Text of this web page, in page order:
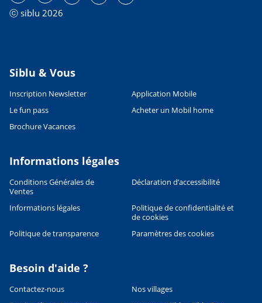
ⓒ siblu 2026
Siblu & Vous
Inscription Newsletter
Application Mobile
Le fun pass
Acheter un Mobil home
Brochure Vacances
Informations légales
Conditions Générales de
Ventes
Déclaration d’accessibilité
Informations légales
Politique de confidentialité et
de cookies
Politique de transparence
Paramètres des cookies
Besoin d'aide ?
Contactez-nous
Nos villages